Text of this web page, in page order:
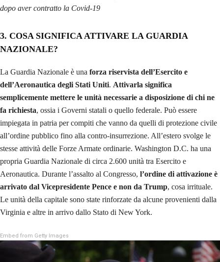
dopo aver contratto la Covid-19
3. COSA SIGNIFICA ATTIVARE LA GUARDIA
NAZIONALE?
La Guardia Nazionale è una forza riservista dell’Esercito e
dell’Aeronautica degli Stati Uniti. Attivarla significa
semplicemente mettere le unità necessarie a disposizione di chi ne
fa richiesta, ossia i Governi statali o quello federale. Può essere
impiegata in patria per compiti che vanno da quelli di protezione civile
all’ordine pubblico fino alla contro-insurrezione. All’estero svolge le
stesse attività delle Forze Armate ordinarie. Washington D.C. ha una
propria Guardia Nazionale di circa 2.600 unità tra Esercito e
Aeronautica. Durante l’assalto al Congresso, l’ordine di attivazione è
arrivato dal Vicepresidente Pence e non da Trump, cosa irrituale.
Le unità della capitale sono state rinforzate da alcune provenienti dalla
Virginia e altre in arrivo dallo Stato di New York.
Embed from Getty Images